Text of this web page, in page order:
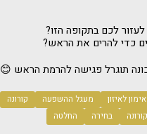
לעזור לכם בתקופה הזו?
כדי להרים את הראש?
תוגרל פגישה להרמת הראש 😊
אימון לאיזון מעגל ההשפעה קורונה
בחירה החלטה